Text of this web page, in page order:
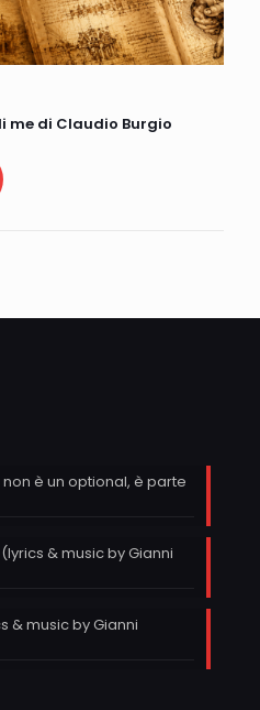
me di Claudio Burgio
è un optional, è parte
& music by Gianni
& music by Gianni